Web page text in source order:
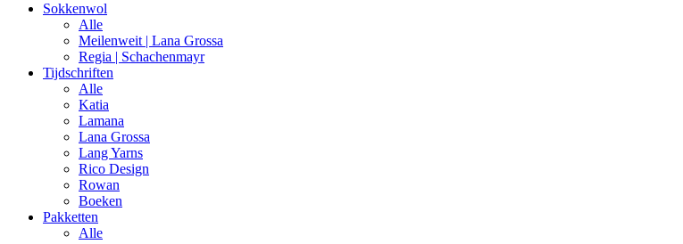
Sokkenwol
Alle
Meilenweit | Lana Grossa
Regia | Schachenmayr
Tijdschriften
Alle
Katia
Lamana
Lana Grossa
Lang Yarns
Rico Design
Rowan
Boeken
Pakketten
Alle